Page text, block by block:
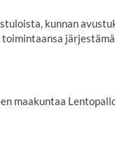
kunnan
maakuntaa